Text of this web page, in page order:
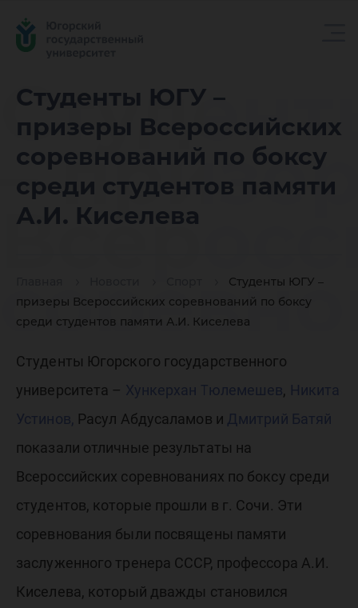
Студенты ЮГУ –
призеры Всероссийских
соревнований по боксу
среди студентов памяти
А.И. Киселева
Студенты ЮГУ –
призеры Всероссийских соревнований по боксу
среди студентов памяти А.И. Киселева
–
по
памяти
Студенты Югорского государственного
университета – Хункерхан Тюлемешев, Никита
Устинов, Расул Абдусаламов и Дмитрий Батяй
показали отличные результаты на
Всероссийских соревнованиях по боксу среди
студентов, которые прошли в г. Сочи. Эти
соревнования были посвящены памяти
заслуженного тренера СССР, профессора А.И.
Киселева, который дважды становился